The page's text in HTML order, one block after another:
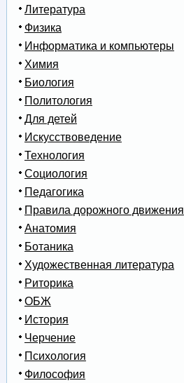
Литература
Физика
Информатика и компьютеры
Химия
Биология
Политология
Для детей
Искусствоведение
Технология
Социология
Педагогика
Правила дорожного движения
Анатомия
Ботаника
Художественная литература
Риторика
ОБЖ
История
Черчение
Психология
Философия